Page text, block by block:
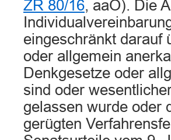
ZR 80/16, aaO). Die
eingeschränkt darauf
oder allgemein
Denkgesetze oder
sind oder
gelassen wurde oder
gerügten